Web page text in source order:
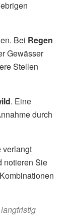
Bei Regen
Gewässer
Stellen
. Eine
durch
verlangt
notieren Sie